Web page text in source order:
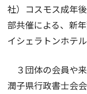
社）コスモス成年
部共催による、新
イシェラトンホテ
３団体の会員や
潤子県行政書士会